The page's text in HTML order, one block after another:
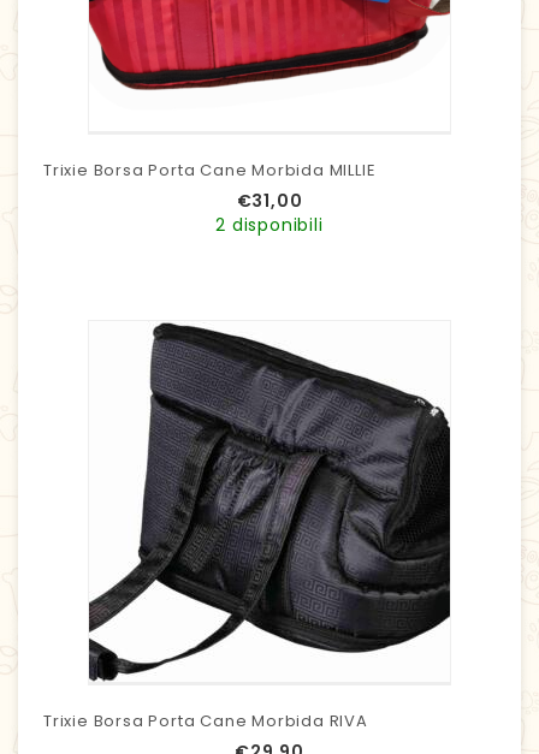
Trixie Borsa Porta Cane Morbida MILLIE
€31,00
2 disponibili
Trixie Borsa Porta Cane Morbida RIVA